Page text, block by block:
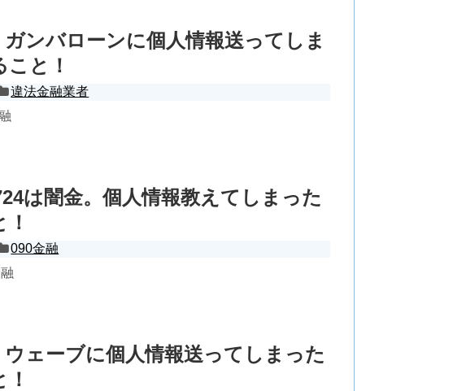
ガンバローンに個人情報送ってしま
と！
違法金融業者
は闇金。個人情報教えてしまった
090金融
ウェーブに個人情報送ってしまった